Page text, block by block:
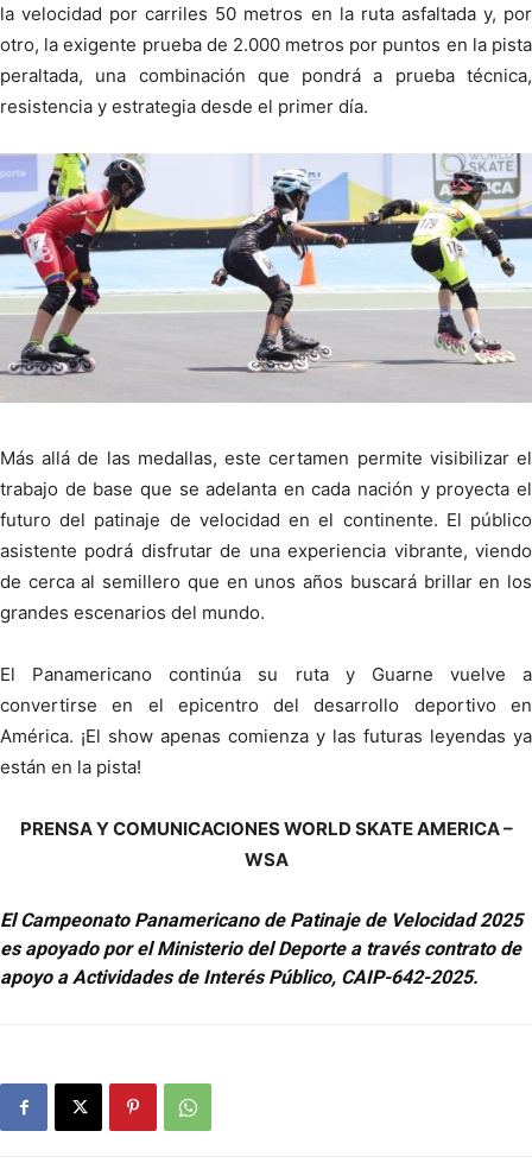
la velocidad por carriles 50 metros en la ruta asfaltada y, por
otro, la exigente prueba de 2.000 metros por puntos en la pista
peraltada, una combinación que pondrá a prueba técnica,
resistencia y estrategia desde el primer día.
Más allá de las medallas, este certamen permite visibilizar el
trabajo de base que se adelanta en cada nación y proyecta el
futuro del patinaje de velocidad en el continente. El público
asistente podrá disfrutar de una experiencia vibrante, viendo
de cerca al semillero que en unos años buscará brillar en los
grandes escenarios del mundo.
El Panamericano continúa su ruta y Guarne vuelve a
convertirse en el epicentro del desarrollo deportivo en
América. ¡El show apenas comienza y las futuras leyendas ya
están en la pista!
PRENSA Y COMUNICACIONES WORLD SKATE AMERICA –
WSA
El Campeonato Panamericano de Patinaje de Velocidad 2025
es apoyado por el Ministerio del Deporte a través contrato de
apoyo a Actividades de Interés Público, CAIP-642-2025.